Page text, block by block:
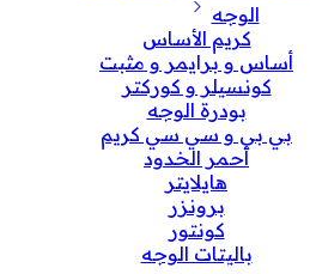
الوجه
كريم الأساس
أساس و برايمر و مثبت
كونسيلر و كوركتر
بودرة الوجه
بي بي و سي سي كريم
أحمر الخدود
هايلايتر
برونزر
كونتور
باليتات الوجه